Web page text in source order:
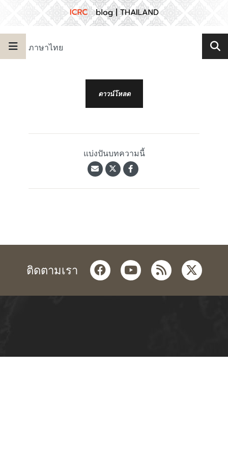
ภาษาไทย
ดาวน์โหลด
แบ่งปันบทความนี้
ติดตามเรา facebookyoutube
rss twitter